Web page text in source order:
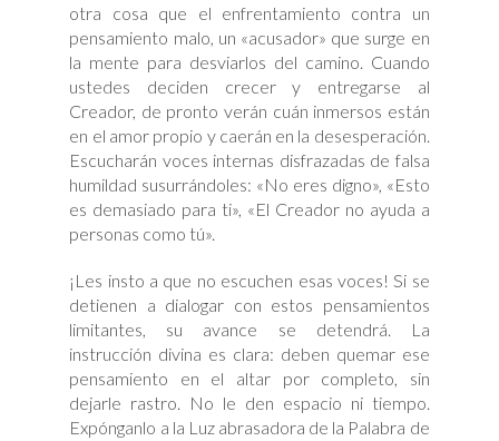
otra cosa que el enfrentamiento contra un
pensamiento malo, un «acusador» que surge en
la mente para desviarlos del camino. Cuando
ustedes deciden crecer y entregarse al
Creador, de pronto verán cuán inmersos están
en el amor propio y caerán en la desesperación.
Escucharán voces internas disfrazadas de falsa
humildad susurrándoles: «No eres digno», «Esto
es demasiado para ti», «El Creador no ayuda a
personas como tú».
¡Les insto a que no escuchen esas voces! Si se
detienen a dialogar con estos pensamientos
limitantes, su avance se detendrá. La
instrucción divina es clara: deben quemar ese
pensamiento en el altar por completo, sin
dejarle rastro. No le den espacio ni tiempo.
Expónganlo a la Luz abrasadora de la Palabra de